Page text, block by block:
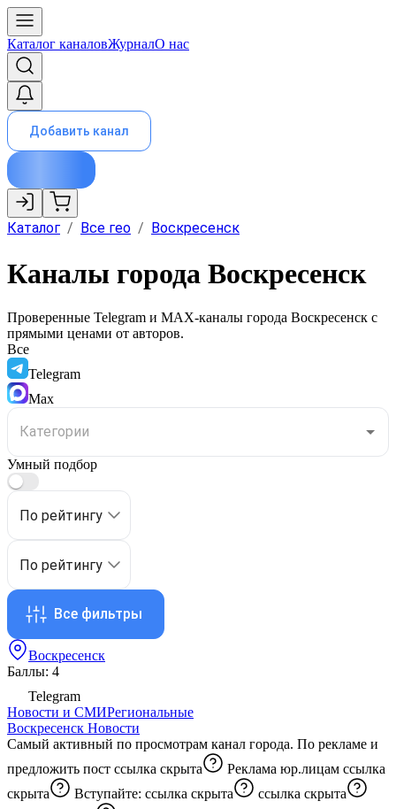
Каталог каналовЖурналО нас
Добавить канал
Каталог / Все гео / Воскресенск
Каналы города Воскресенск
Проверенные Telegram и MAX-каналы города Воскресенск с
прямыми ценами от авторов.
Все
Telegram
Max
Умный подбор
По рейтингу
По рейтингу
Все фильтры
Воскресенск
Баллы: 4
Telegram
Новости и СМИРегиональные
Воскресенск Новости
Самый активный по просмотрам канал города. По рекламе и
предложить пост ссылка скрыта Реклама юр.лицам ссылка
скрыта
Вступайте: ссылка скрыта
ссылка скрыта